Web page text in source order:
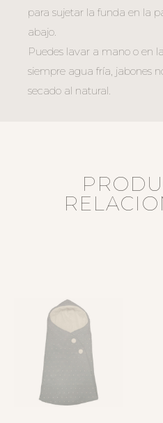
para sujetar la funda en la
abajo.
Puedes lavar a mano o en
siempre agua fría, jabones
secado al natural.